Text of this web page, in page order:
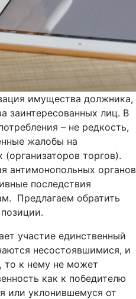
имущества должника,
заинтересованных лиц. В
– не редкость,
жалобы на
торгов).
антимонопольных органов
последствия
Предлагаем обратить
участие единственный
несостоявшимися, и
то к нему не может
как к победителю
или уклонившемуся от